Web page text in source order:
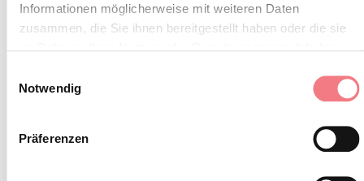
Informationen möglicherweise mit weiteren Daten
zusammen, die Sie ihnen bereitgestellt haben oder die sie
Notwendig
Präferenzen
Die historische, auf handwerkliche
Prozesse setzende Brennerei Le